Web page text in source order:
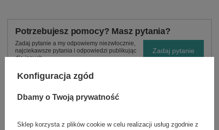
Potrzebujesz pomocy? Masz pytania?
Zadaj pytanie a my odpowiemy niezwłocznie,
najciekawsze pytania i odpowiedzi publikując
dla innych.
Zadaj pytanie
OPIS
Odporne na rozdarcia, trójwarstwowe torebki filtracyjne.
Konfiguracja zgód
Dbamy o Twoją prywatność
Sklep korzysta z plików cookie w celu realizacji usług zgodnie z